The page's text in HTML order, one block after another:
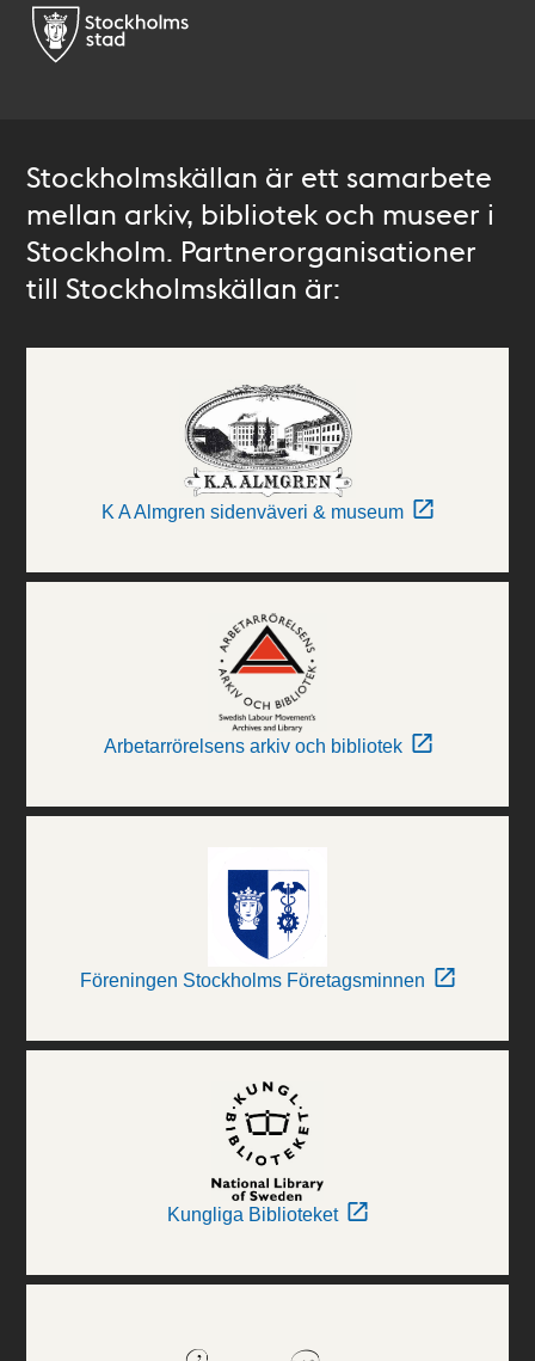
Stockholmskällan är ett samarbete
mellan arkiv, bibliotek och museer i
Stockholm. Partnerorganisationer
till Stockholmskällan är:
K A Almgren sidenväveri & museum
Arbetarrörelsens arkiv och bibliotek
Föreningen Stockholms Företagsminnen
Kungliga Biblioteket